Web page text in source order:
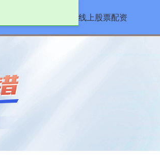
线上股票配资